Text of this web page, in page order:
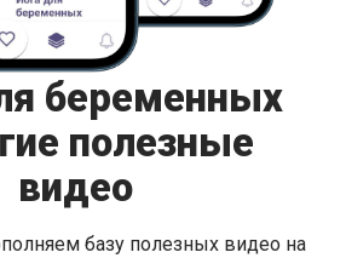
беременных
полезные
видео
базу полезных видео на